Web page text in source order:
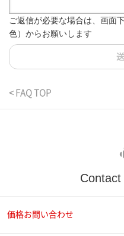
ご返信が必要な場合は、画面
色）からお願いします
< FAQ TOP
Contact
価格お問い合わせ